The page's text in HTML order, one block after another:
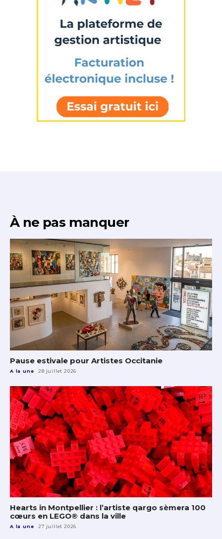
À ne pas manquer
Pause estivale pour Artistes Occitanie
A la une 28 juillet 2026
Hearts in Montpellier : l’artiste qargo sèmera 100
cœurs en LEGO® dans la ville
A la une 27 juillet 2026